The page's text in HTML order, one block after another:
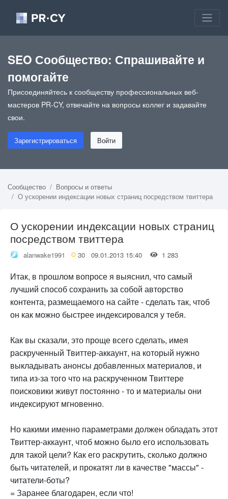
SEO Сообщество: Спрашивайте и
помогайте
Присоединяйтесь к сообществу профессиональных веб-
мастеров PR-CY, отвечайте на вопросы коллег и задавайте
свои.
Зарегистрироваться Войти
Сообщество
Вопросы и ответы
О ускорении индексации новых страниц посредством твиттера
О ускорении индексации новых страниц
посредством твиттера
alanwake1991 30 09.01.2013 15:40 1 283
Итак, в прошлом вопросе я выяснил, что самый
лучший способ сохранить за собой авторство
контента, размещаемого на сайте - сделать так, чтоб
он как можно быстрее индексировался у тебя.
Как вы сказали, это проще всего сделать, имея
раскрученный Твиттер-аккаунт, на который нужно
выкладывать анонсы добавленных материалов, и
типа из-за того что на раскрученном Твиттере
поисковики живут постоянно - то и материалы они
индексируют мгновенно.
Но какими именно параметрами должен обладать этот
Твиттер-аккаунт, чтоб можно было его использовать
для такой цели? Как его раскрутить, сколько должно
быть читателей, и прокатят ли в качестве "массы" -
читатели-боты?
= Заранее благодарен, если что!